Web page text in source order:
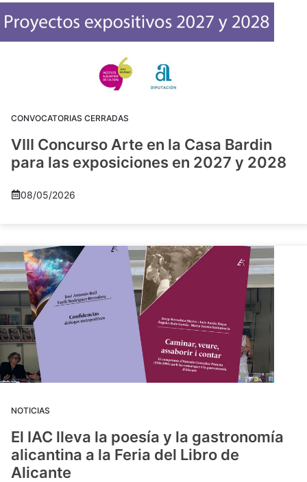
CONVOCATORIAS CERRADAS
VIII Concurso Arte en la Casa Bardin
para las exposiciones en 2027 y 2028
08/05/2026
NOTICIAS
El IAC lleva la poesía y la gastronomía
alicantina a la Feria del Libro de
Alicante